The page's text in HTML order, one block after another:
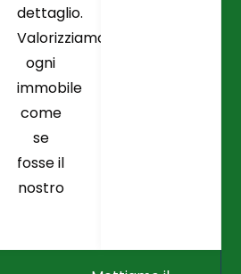
dettaglio.
Valorizziamo
ogni
immobile
come
se
fosse il
nostro